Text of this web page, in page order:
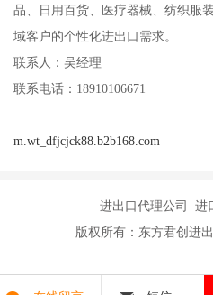
品、日用百货、医疗器械、纺织服
域客户的个性化进出口需求。
联系人：吴经理
联系电话：18910106671
m.wt_dfjcjck88.b2b168.com
进出口代理公司 进
版权所有：东方君创进